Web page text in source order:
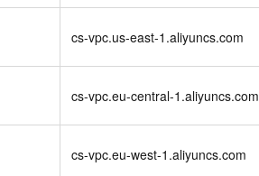
cs-vpc.us-east-1.aliyuncs.com
cs-vpc.eu-central-1.aliyuncs.com
cs-vpc.eu-west-1.aliyuncs.com